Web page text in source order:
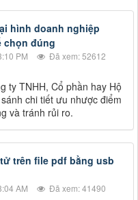
hình doanh nghiệp
chọn đúng
PM
Đã xem: 52612
ty TNHH, Cổ phần hay Hộ
chi tiết ưu nhược điểm
và tránh rủi ro.
trên file pdf bằng usb
AM
Đã xem: 41490